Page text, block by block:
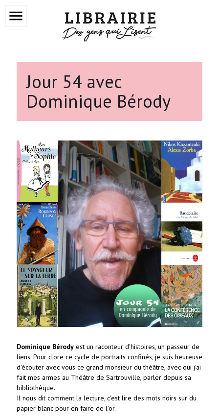
menu
Jour 54 avec
Dominique Bérody
Dominique Bérodyest un raconteur d'histoires, un passeur de
liens. Pour clore ce cycle de portraits confinés, je suis heureuse
d'écouter avec vous ce grand monsieur du théâtre, avec qui j'ai
fait mes armes au Théâtre de Sartrouville, parler depuis sa
bibliothèque.
Il nous dit comment la lecture, c'est lire des mots noirs sur du
papier blanc pour en faire de l'or.